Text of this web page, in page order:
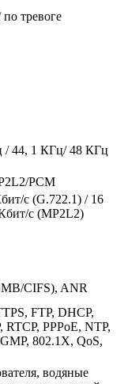
тревоге
44, 1 КГц/ 48 КГц
PCM
с (G.722.1) / 16
с (MP2L2)
CIFS), ANR
FTP, DHCP,
PPPoE, NTP,
802.1X, QoS,
водяные